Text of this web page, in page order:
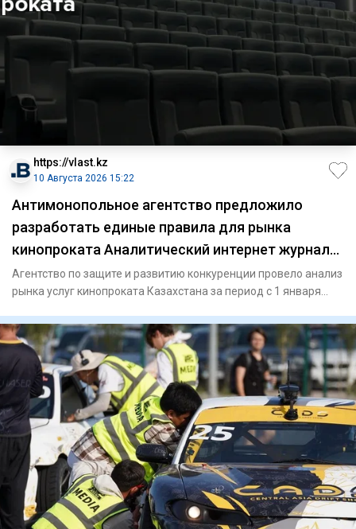
https://vlast.kz
10 Августа 2026 15:22
Антимонопольное агентство предложило
разработать единые правила для рынка
кинопроката Аналитический интернет журнал
Власть
Агентство по защите и развитию конкуренции провело анализ
рынка услуг кинопроката Казахстана за период с 1 января